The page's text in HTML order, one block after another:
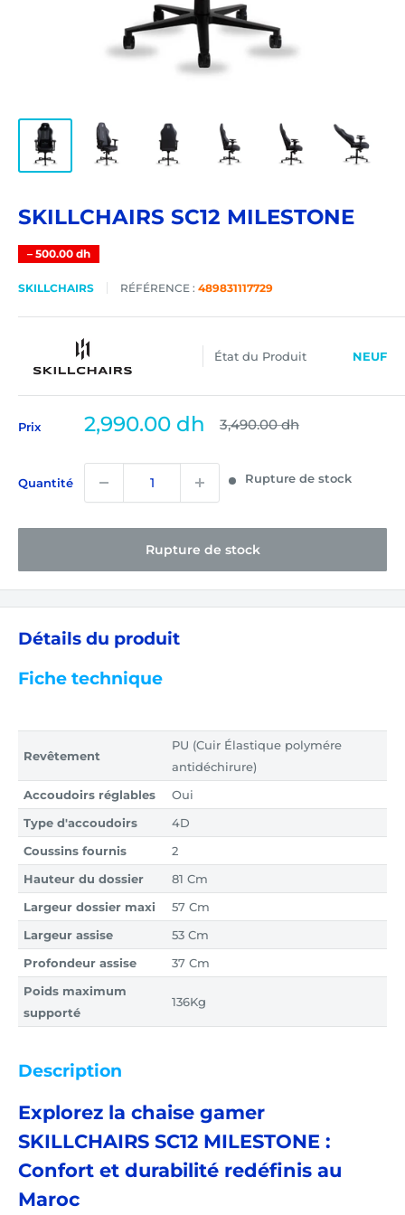
SKILLCHAIRS SC12 MILESTONE
– 500.00 dh
SKILLCHAIRS RÉFÉRENCE : 489831117729
État du Produit NEUF
Prix
Prix
2,990.00 dh Prix
normal
3,490.00 dh
Quantité Rupture de stock
Rupture de stock
Détails du produit
Fiche technique
Revêtement
PU (Cuir Élastique polymére
antidéchirure)
Accoudoirs réglables
Oui
Type d'accoudoirs
4D
Coussins fournis
2
Hauteur du dossier
81 Cm
Largeur dossier maxi
57 Cm
Largeur assise
53 Cm
Profondeur assise
37 Cm
Poids maximum
supporté
136Kg
Description
Explorez la chaise gamer
SKILLCHAIRS SC12 MILESTONE :
Confort et durabilité redéfinis au
Maroc